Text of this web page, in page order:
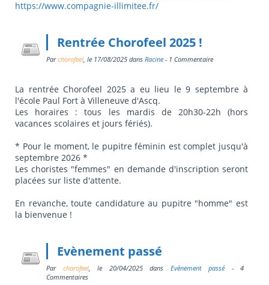
https://www.compagnie-illimitee.fr/
Rentrée Chorofeel 2025 !
Parchorofeel, le 17/08/2025 dans Racine - 1 Commentaire
La rentrée Chorofeel 2025 a eu lieu le 9 septembre à
l'école Paul Fort à Villeneuve d'Ascq.
Les horaires : tous les mardis de 20h30-22h (hors
vacances scolaires et jours fériés).
* Pour le moment, le pupitre féminin est complet jusqu'à
septembre 2026 *
Les choristes "femmes" en demande d'inscription seront
placées sur liste d'attente.
En revanche, toute candidature au pupitre "homme" est
la bienvenue !
Evènement passé
Par chorofeel, le 20/04/2025dans Evènement passé- 4
Commentaires